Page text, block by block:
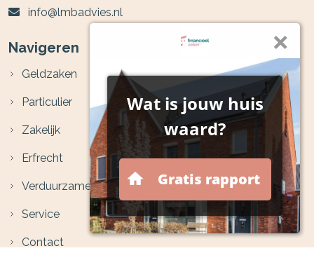
info@lmbadvies.nl
Navigeren
Geldzaken
Particulier
Zakelijk
Erfrecht
Verduurzamen
Service
Contact